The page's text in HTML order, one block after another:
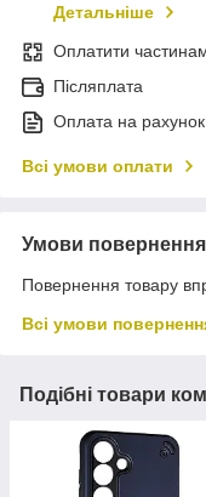
Детальніше
Оплатити
Післяплата
Оплата на рахунок
Всі умови оплати
Умови повернення
Повернення товару
Всі умови
Подібні товари